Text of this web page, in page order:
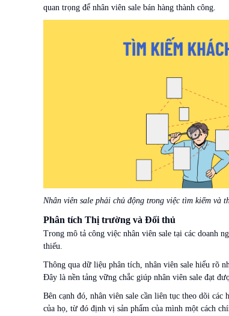
quan trọng để nhân viên sale bán hàng thành công.
Nhân viên sale phải chủ động trong việc tìm kiếm và
Phân tích Thị trường và Đối thủ
Trong mô tả công việc nhân viên sale tại các doanh
thiếu.
Thông qua dữ liệu phân tích, nhân viên sale hiểu rõ
Đây là nền tảng vững chắc giúp nhân viên sale đạt
Bên cạnh đó, nhân viên sale cần liên tục theo dõi
của họ, từ đó định vị sản phẩm của mình một cách